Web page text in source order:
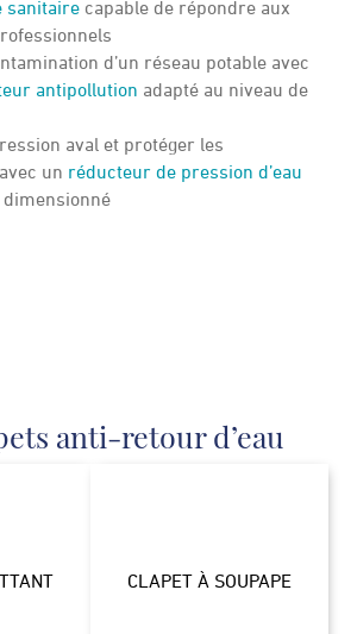
sanitaire capable de répondre aux
d’un réseau potable avec
antipollution adapté au niveau de
aval et protéger les
un réducteur de pression d’eau
anti-retour d’eau
CLAPET À SOUPAPE